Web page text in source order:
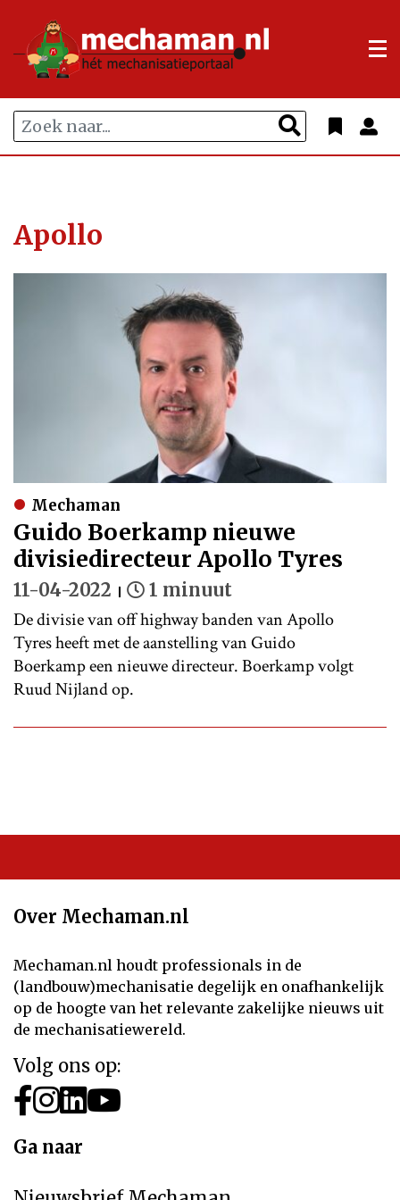
Apollo
Mechaman
Guido Boerkamp nieuwe
divisiedirecteur Apollo Tyres
11-04-2022 1 minuut
De divisie van off highway banden van Apollo
Tyres heeft met de aanstelling van Guido
Boerkamp een nieuwe directeur. Boerkamp volgt
Ruud Nijland op.
Over Mechaman.nl
Mechaman.nl houdt professionals in de
(landbouw)mechanisatie degelijk en onafhankelijk
op de hoogte van het relevante zakelijke nieuws uit
de mechanisatiewereld.
Volg ons op:
Ga naar